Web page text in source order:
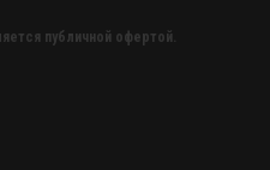
публичной офертой.